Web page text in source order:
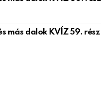
más dalok KVÍZ 59. rész